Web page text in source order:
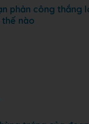
phản công thắng
thế nào